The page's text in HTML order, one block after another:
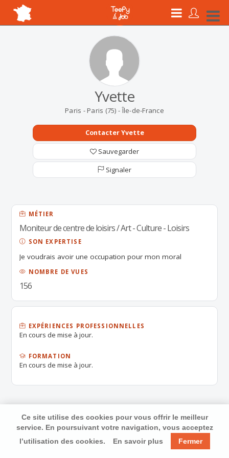
Yvette
Paris - Paris (75) - Île-de-France
Contacter Yvette
Sauvegarder
Signaler
MÉTIER
Moniteur de centre de loisirs / Art - Culture - Loisirs
SON EXPERTISE
Je voudrais avoir une occupation pour mon moral
NOMBRE DE VUES
156
EXPÉRIENCES PROFESSIONNELLES
En cours de mise à jour.
FORMATION
En cours de mise à jour.
Ce site utilise des cookies pour vous offrir le meilleur
service. En poursuivant votre navigation, vous acceptez
l’utilisation des cookies.
En savoir plus Fermer